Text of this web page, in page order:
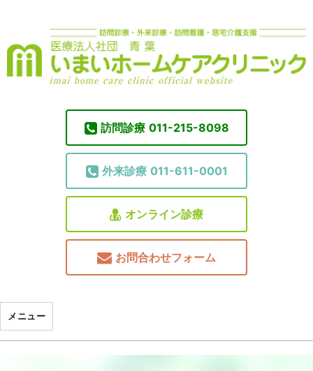
訪問診療 011-215-8098
外来診療 011-611-0001
オンライン診療
お問合わせフォーム
メニュー